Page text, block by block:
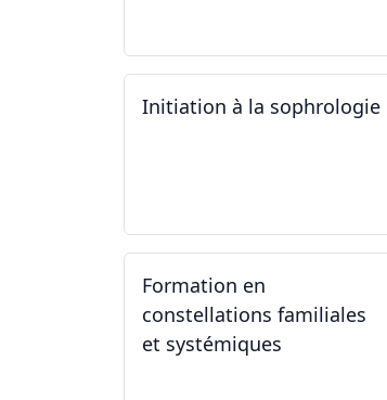
Initiation à la sophrologie
Formation en
constellations familiales
et systémiques